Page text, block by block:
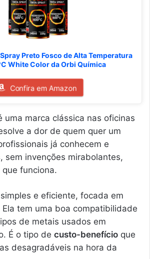
Preto Fosco de Alta Temperatura
White Color da Orbi Química
Confira em Amazon
uma marca clássica nas oficinas
a dor de quem quer um
já conhecem e
sem invenções mirabolantes,
funciona.
e eficiente, focada em
tem uma boa compatibilidade
de metais usados em
É o tipo de custo-benefício que
desagradáveis na hora da